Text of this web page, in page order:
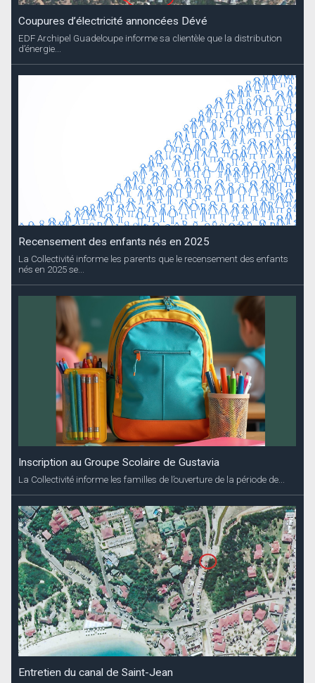
Coupures d’électricité annoncées Dévé
EDF Archipel Guadeloupe informe sa clientèle que la distribution
d’énergie...
Recensement des enfants nés en 2025
La Collectivité informe les parents que le recensement des enfants
nés en 2025 se...
Inscription au Groupe Scolaire de Gustavia
La Collectivité informe les familles de l’ouverture de la période de...
Entretien du canal de Saint-Jean